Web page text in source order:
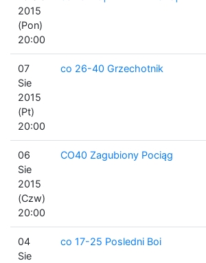
2015
(Pon)
20:00
07
Sie
2015
(Pt)
20:00
co 26-40 Grzechotnik
06
Sie
2015
(Czw)
20:00
CO40 Zagubiony Pociąg
04
Sie
co 17-25 Posledni Boi